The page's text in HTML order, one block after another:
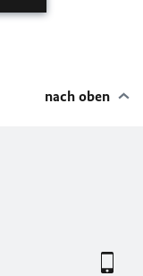
nach oben